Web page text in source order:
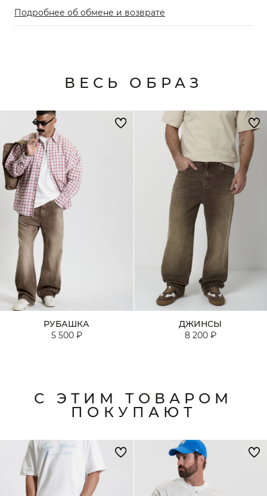
Подробнее об обмене и возврате
ВЕСЬ ОБРАЗ
РУБАШКА
5 500 ₽
ДЖИНСЫ
8 200 ₽
С ЭТИМ ТОВАРОМ
ПОКУПАЮТ